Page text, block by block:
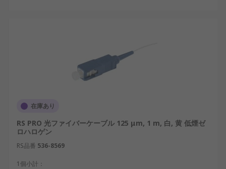
在庫あり
RS PRO 光ファイバーケーブル 125 μm, 1 m, 白, 黄 低煙ゼ
ロハロゲン
RS品番 536-8569
1個小計：